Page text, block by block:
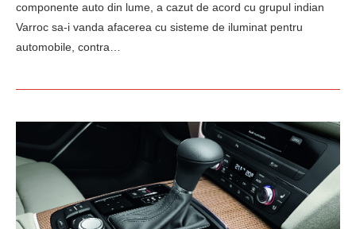
componente auto din lume, a cazut de acord cu grupul indian
Varroc sa-i vanda afacerea cu sisteme de iluminat pentru
automobile, contra…